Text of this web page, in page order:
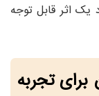
یک اثر قابل توجه
تجربه